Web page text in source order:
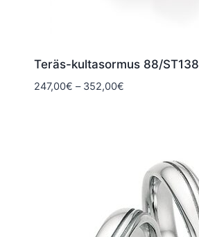
Teräs-kultasormus 88/ST138
247,00€ – 352,00€Hintaluokka: